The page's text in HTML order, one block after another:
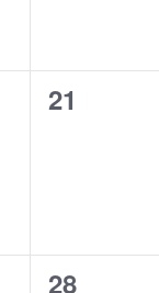
0
21
0
28